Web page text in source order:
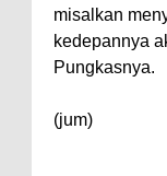
misalkan
kedepannya
Pungkasnya.
(jum)